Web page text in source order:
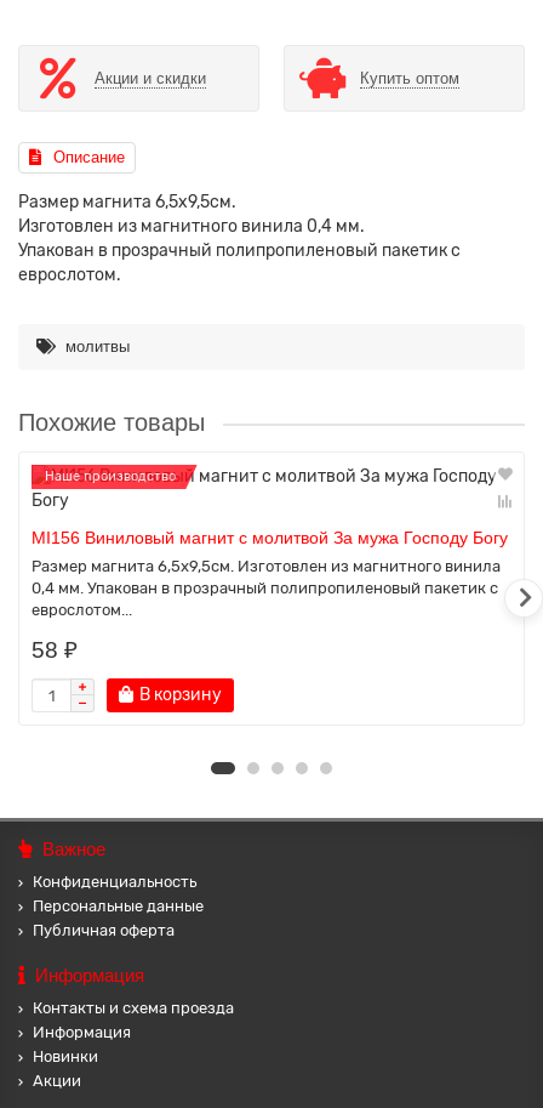
Акции и скидки Купить оптом
Описание
Размер магнита 6,5х9,5см.
Изготовлен из магнитного винила 0,4 мм.
Упакован в прозрачный полипропиленовый пакетик с
еврослотом.
молитвы
Похожие товары
Наше производство
MI156 Виниловый магнит с молитвой За мужа Господу Богу
Размер магнита 6,5х9,5см. Изготовлен из магнитного винила
0,4 мм. Упакован в прозрачный полипропиленовый пакетик с
еврослотом...
58 ₽
В корзину
Важное
Конфиденциальность
Персональные данные
Публичная оферта
Информация
Контакты и схема проезда
Информация
Новинки
Акции